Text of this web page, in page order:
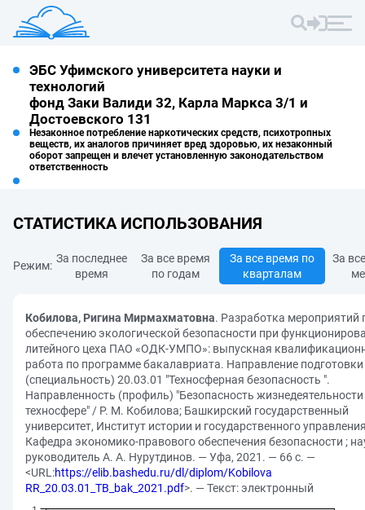
ЭБС Уфимского университета науки и
технологий
фонд Заки Валиди 32, Карла Маркса 3/1 и
Достоевского 131
Незаконное потребление наркотических средств, психотропных
веществ, их аналогов причиняет вред здоровью, их незаконный
оборот запрещен и влечет установленную законодательством
ответственность
СТАТИСТИКА ИСПОЛЬЗОВАНИЯ
Режим:
За последнее
время
За все время
по годам
За все время по
кварталам
За
Кобилова, Ригина Мирмахматовна. Разработка мероприятий
обеспечению экологической безопасности при
литейного цеха ПАО «ОДК-УМПО»: выпускная
работа по программе бакалавриата. Направление подготовки
(специальность) 20.03.01 "Техносферная безопасность ".
Направленность (профиль) "Безопасность жизнедеятельности
техносфере" / Р. М. Кобилова; Башкирский государственный
университет, Институт истории и государственного
Кафедра экономико-правового обеспечения безопасности ;
руководитель А. А. Нурутдинов. — Уфа, 2021. — 66 с. —
<URL:https://elib.bashedu.ru/dl/diplom/Kobilova
RR_20.03.01_TB_bak_2021.pdf>. — Текст: электронный